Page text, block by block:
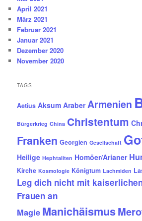
April 2021
März 2021
Februar 2021
Januar 2021
Dezember 2020
November 2020
TAGS
Aetius Aksum Araber Armenien
Bürgerkrieg China Christentum
Franken Georgien Gesellschaft
Heilige Hephtaliten Homöer/Arianer
Kirche Kosmologie Königtum Lachmiden
Leg dich nicht mit
Frauen an
Magie Manichäismus